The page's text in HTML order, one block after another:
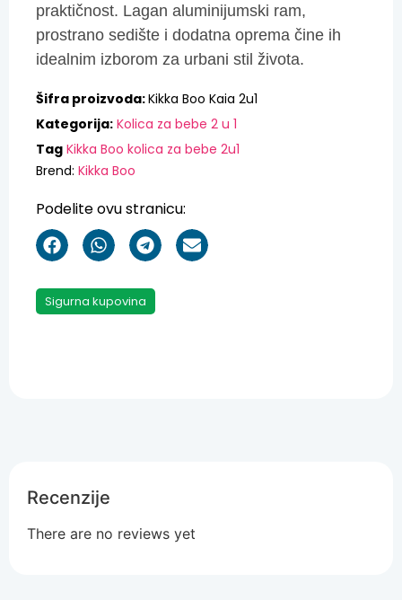
praktičnost. Lagan aluminijumski ram,
prostrano sedište i dodatna oprema čine ih
idealnim izborom za urbani stil života.
Šifra proizvoda:Kikka Boo Kaia 2u1
Kategorija: Kolica za bebe 2 u 1
Tag Kikka Boo kolica za bebe 2u1
Brend: Kikka Boo
Podelite ovu stranicu:
Sigurna kupovina
Recenzije
There are no reviews yet